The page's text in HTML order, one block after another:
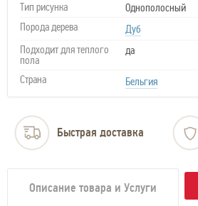
Тип рисунка
Однополосный
Порода дерева
Дуб
Подходит для теплого
пола
да
Страна Бельгия
Быстрая доставка
Описание товара и Услуги